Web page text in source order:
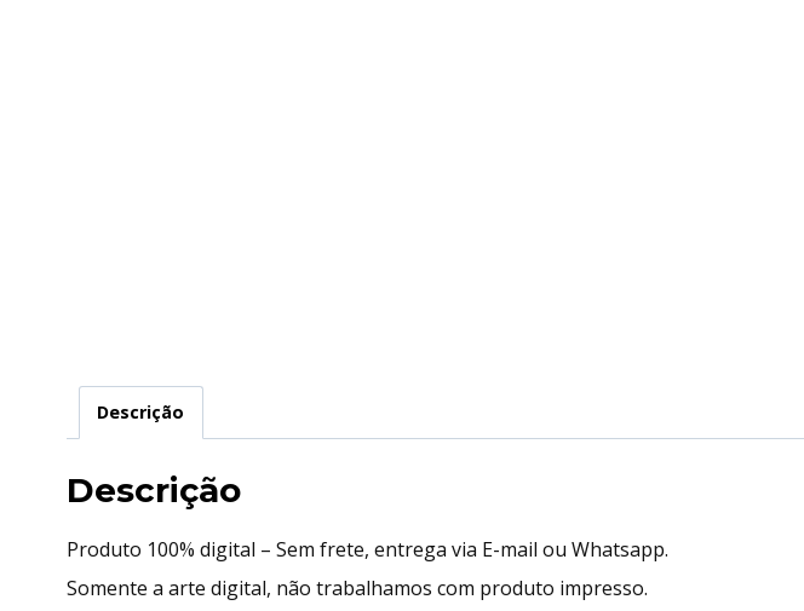
Descrição
Descrição
Produto 100% digital – Sem frete, entrega via E-mail ou Whatsapp.
Somente a arte digital, não trabalhamos com produto impresso.